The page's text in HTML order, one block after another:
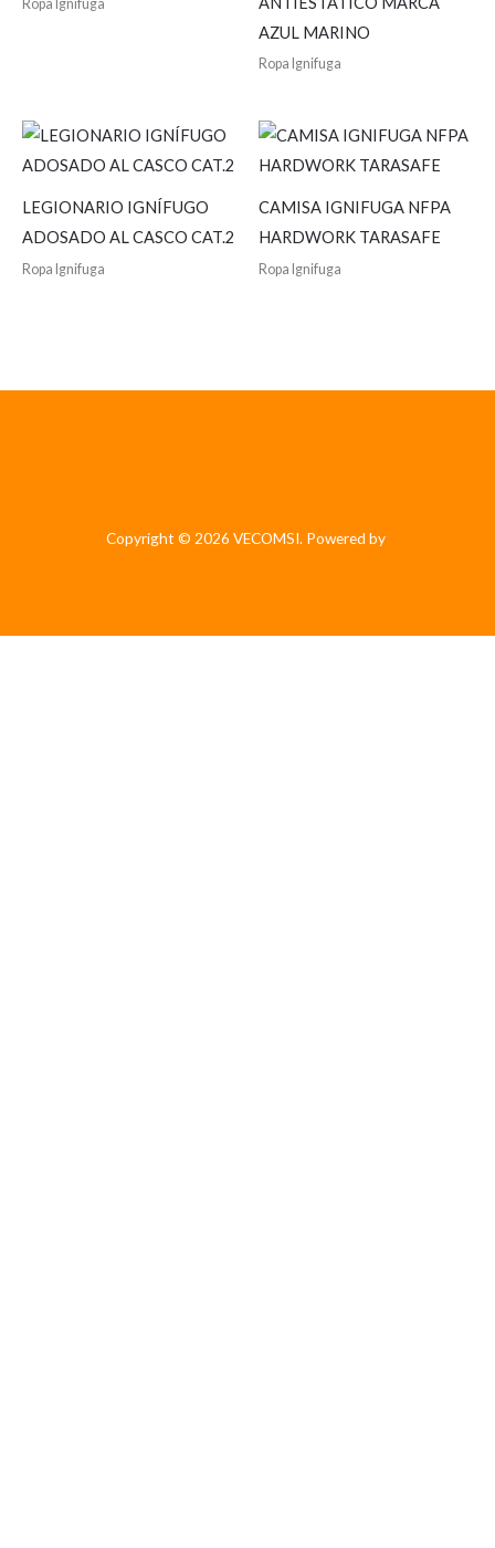
Ropa Ignifuga
AZUL MARINO
Ropa Ignifuga
LEGIONARIO IGNÍFUGO
ADOSADO AL CASCO CAT.2
Ropa Ignifuga
CAMISA IGNIFUGA NFPA
HARDWORK TARASAFE
Ropa Ignifuga
Copyright © 2026 VECOMSI. Powered by